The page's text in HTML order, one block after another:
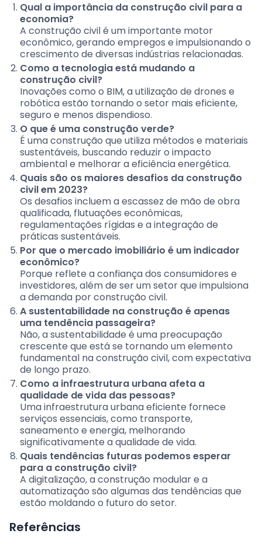
Qual a importância da construção civil para a
economia?
A construção civil é um importante motor
econômico, gerando empregos e impulsionando o
crescimento de diversas indústrias relacionadas.
Como a tecnologia está mudando a
construção civil?
Inovações como o BIM, a utilização de drones e
robótica estão tornando o setor mais eficiente,
seguro e menos dispendioso.
O que é uma construção verde?
É uma construção que utiliza métodos e materiais
sustentáveis, buscando reduzir o impacto
ambiental e melhorar a eficiência energética.
Quais são os maiores desafios da construção
civil em 2023?
Os desafios incluem a escassez de mão de obra
qualificada, flutuações econômicas,
regulamentações rígidas e a integração de
práticas sustentáveis.
Por que o mercado imobiliário é um indicador
econômico?
Porque reflete a confiança dos consumidores e
investidores, além de ser um setor que impulsiona
a demanda por construção civil.
A sustentabilidade na construção é apenas
uma tendência passageira?
Não, a sustentabilidade é uma preocupação
crescente que está se tornando um elemento
fundamental na construção civil, com expectativa
de longo prazo.
Como a infraestrutura urbana afeta a
qualidade de vida das pessoas?
Uma infraestrutura urbana eficiente fornece
serviços essenciais, como transporte,
saneamento e energia, melhorando
significativamente a qualidade de vida.
Quais tendências futuras podemos esperar
para a construção civil?
A digitalização, a construção modular e a
automatização são algumas das tendências que
estão moldando o futuro do setor.
Referências